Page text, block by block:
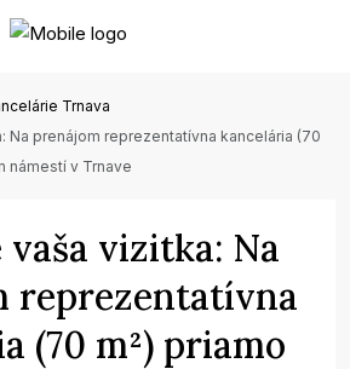
Trnava
Na prenájom reprezentatívna kancelária (70
námestí v Trnave
vaša vizitka: Na
reprezentatívna
(70 m²) priamo